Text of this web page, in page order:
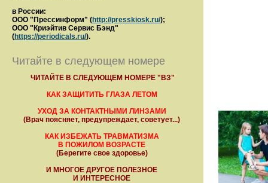
в России:
ООО "Прессинформ" (http://presskiosk.ru/);
ООО "Криэйтив Сервис Бэнд"
(https://periodicals.ru/).
Читайте в следующем номере
ЧИТАЙТЕ В СЛЕДУЮЩЕМ НОМЕРЕ "ВЗ"
КАК ЗАЩИТИТЬ ГЛАЗА ЛЕТОМ
УХОД ЗА КОНТАКТНЫМИ ЛИНЗАМИ
(Врач поясняет, предупреждает, советует...)
КАК ИЗБЕЖАТЬ ТРАВМАТИЗМА
В ПОЖИЛОМ ВОЗРАСТЕ
(Берегите свое здоровье)
И МНОГОЕ ДРУГОЕ ПОЛЕЗНОЕ
И ИНТЕРЕСНОЕ